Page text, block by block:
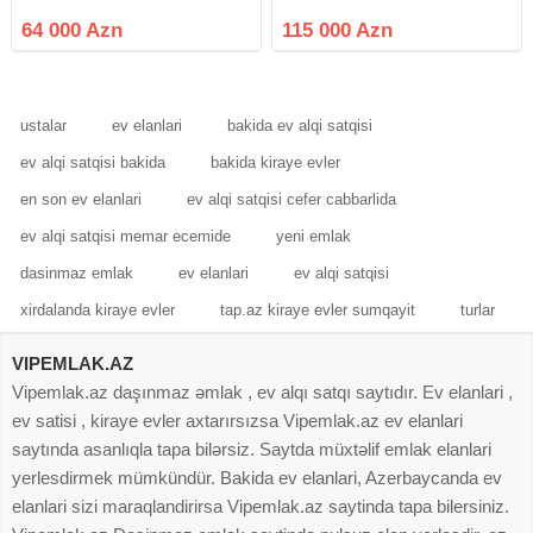
West Town yaşayış kompleksində
2 otaq studio tipli mənzil satışa
64 000 Azn
mərtəbəli yeni tikilinin 3cü
mərtəbəsində yerləşəm ümumi
115 000 Azn
ustalar ev elanlari bakida ev alqi satqisi
ev alqi satqisi bakida bakida kiraye evler
en son ev elanlari ev alqi satqisi cefer cabbarlida
ev alqi satqisi memar ecemide yeni emlak
dasinmaz emlak ev elanlari ev alqi satqisi
xirdalanda kiraye evler tap.az kiraye evler sumqayit turlar
VIPEMLAK.AZ
Vipemlak.az daşınmaz əmlak , ev alqı satqı saytıdır. Ev elanlari ,
ev satisi , kiraye evler axtarırsızsa Vipemlak.az ev elanlari
saytında asanlıqla tapa bilərsiz. Saytda müxtəlif emlak elanlari
yerlesdirmek mümkündür. Bakida ev elanlari, Azerbaycanda ev
elanlari sizi maraqlandirirsa Vipemlak.az saytinda tapa bilersiniz.